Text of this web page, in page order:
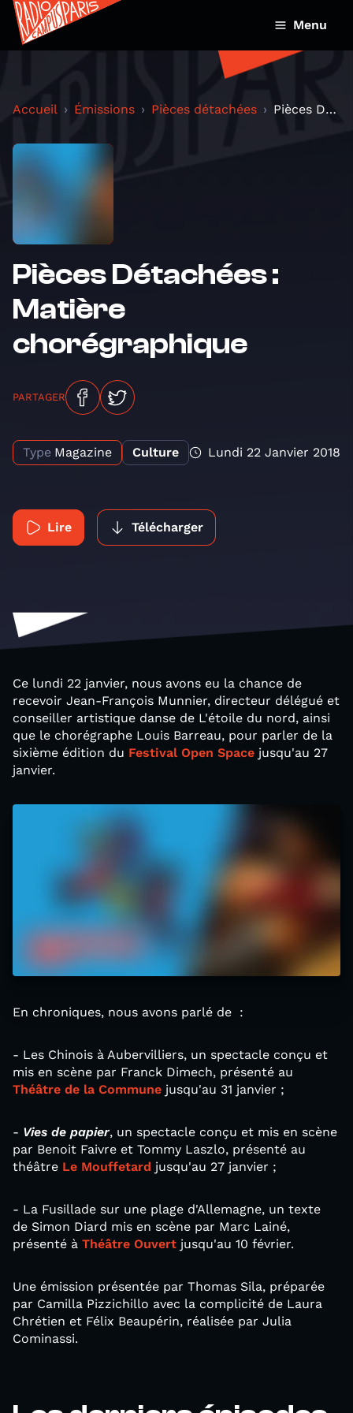
Menu
Accueil Émissions Pièces détachées Pièces Détachées : Matière chorégraphique
Pièces Détachées :
Matière
chorégraphique
PARTAGER
Type Magazine Culture Lundi 22 Janvier 2018
Lire Télécharger
Ce lundi 22 janvier, nous avons eu la chance de
recevoir Jean-François Munnier, directeur délégué et
conseiller artistique danse de L'étoile du nord, ainsi
que le chorégraphe Louis Barreau, pour parler de la
sixième édition du Festival Open Space jusqu'au 27
janvier.
En chroniques, nous avons parlé de :
- Les Chinois à Aubervilliers, un spectacle conçu et
mis en scène par Franck Dimech, présenté au
Théâtre de la Commune jusqu'au 31 janvier ;
- Vies de papier, un spectacle conçu et mis en scène
par Benoit Faivre et Tommy Laszlo, présenté au
théâtre Le Mouffetard jusqu'au 27 janvier ;
- La Fusillade sur une plage d'Allemagne, un texte
de Simon Diard mis en scène par Marc Lainé,
présenté à Théâtre Ouvert jusqu'au 10 février.
Une émission présentée par Thomas Sila, préparée
par Camilla Pizzichillo avec la complicité de Laura
Chrétien et Félix Beaupérin, réalisée par Julia
Cominassi.